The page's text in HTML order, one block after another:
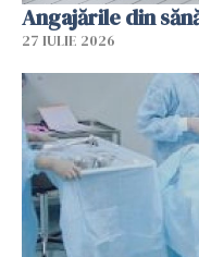
Angajările din
27 IULIE 2026